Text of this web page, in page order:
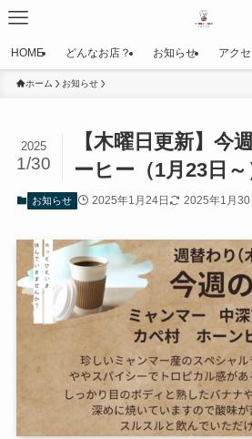
HOME どんなお店？ お知らせ アク
ホーム お知らせ
【木曜日更新】今
ーヒー（1月23日～
2025
1/30
お知らせ 2025年1月24日 2025年1月30